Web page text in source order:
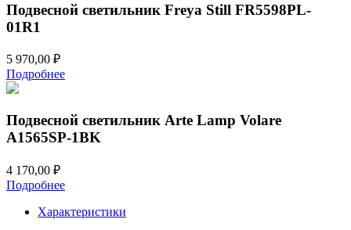
Подвесной светильник Freya Still FR5598PL-
01R1
5 970,00 ₽
Подробнее
Подвесной светильник Arte Lamp Volare
A1565SP-1BK
4 170,00 ₽
Подробнее
Характеристики